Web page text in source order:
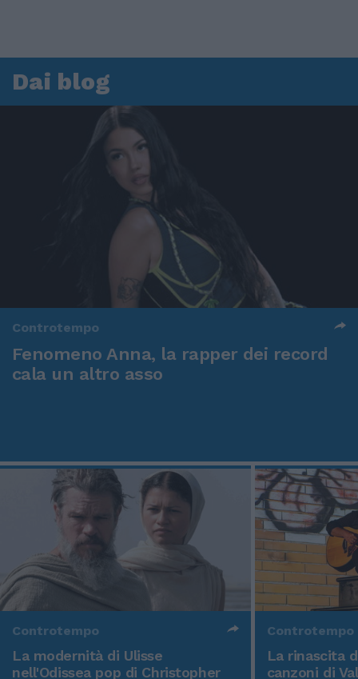
Dai blog
Controtempo
Fenomeno Anna, la rapper dei record
cala un altro asso
Controtempo
La modernità di Ulisse
nell'Odissea pop di Christopher
Controtempo
La rinascita
canzoni di